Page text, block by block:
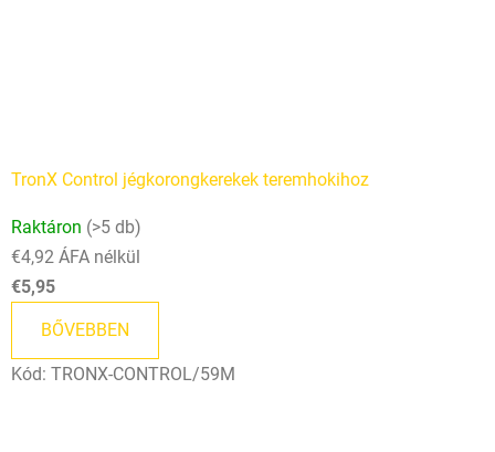
TronX Control jégkorongkerekek teremhokihoz
Raktáron (>5 db)
€4,92 ÁFA nélkül
€5,95
BŐVEBBEN
Kód: TRONX-CONTROL/59M